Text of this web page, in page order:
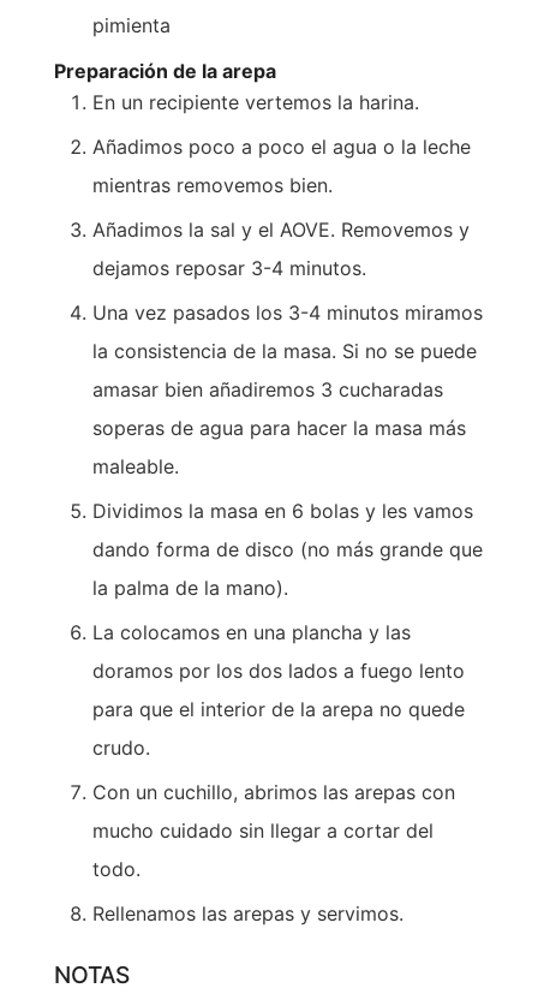
pimienta
Preparación de la arepa
En un recipiente vertemos la harina.
Añadimos poco a poco el agua o la leche
mientras removemos bien.
Añadimos la sal y el AOVE. Removemos y
dejamos reposar 3-4 minutos.
Una vez pasados los 3-4 minutos miramos
la consistencia de la masa. Si no se puede
amasar bien añadiremos 3 cucharadas
soperas de agua para hacer la masa más
maleable.
Dividimos la masa en 6 bolas y les vamos
dando forma de disco (no más grande que
la palma de la mano).
La colocamos en una plancha y las
doramos por los dos lados a fuego lento
para que el interior de la arepa no quede
crudo.
Con un cuchillo, abrimos las arepas con
mucho cuidado sin llegar a cortar del
todo.
Rellenamos las arepas y servimos.
NOTAS